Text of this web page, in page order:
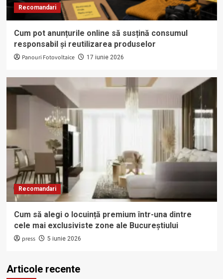
Recomandari
Cum pot anunțurile online să susțină consumul
responsabil și reutilizarea produselor
Panouri Fotovoltaice 17 iunie 2026
Recomandari
Cum să alegi o locuință premium într-una dintre
cele mai exclusiviste zone ale Bucureștiului
press 5 iunie 2026
Articole recente